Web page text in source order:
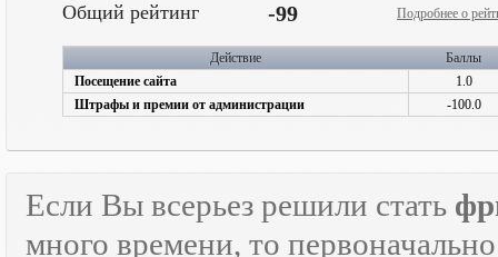
Общий рейтинг -99 Подробнее о
Действие
Баллы
Посещение сайта
1.0
Штрафы и премии от администрации
-100.0
Если Вы всерьез решили стать
много времени, то